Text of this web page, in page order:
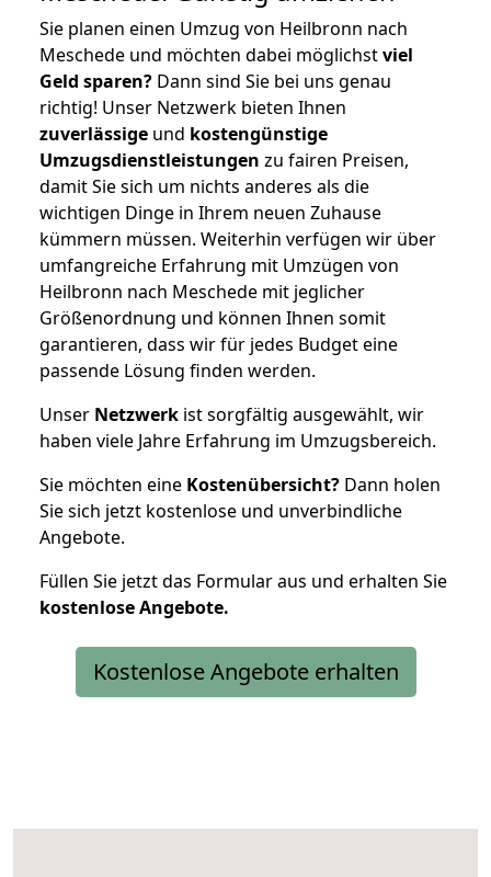
Sie planen einen Umzug von Heilbronn nach
Meschede und möchten dabei möglichstviel
Geld sparen? Dann sind Sie bei uns genau
richtig! Unser Netzwerk bieten Ihnen
zuverlässige und kostengünstige
Umzugsdienstleistungen zu fairen Preisen,
damit Sie sich um nichts anderes als die
wichtigen Dinge in Ihrem neuen Zuhause
kümmern müssen. Weiterhin verfügen wir über
umfangreiche Erfahrung mit Umzügen von
Heilbronn nach Meschede mit jeglicher
Größenordnung und können Ihnen somit
garantieren, dass wir für jedes Budget eine
passende Lösung finden werden.
Unser Netzwerk ist sorgfältig ausgewählt, wir
haben viele Jahre Erfahrung im Umzugsbereich.
Sie möchten eine Kostenübersicht? Dann holen
Sie sich jetzt kostenlose und unverbindliche
Angebote.
Füllen Sie jetzt das Formular aus und erhalten Sie
kostenloseAngebote.
Kostenlose Angebote erhalten